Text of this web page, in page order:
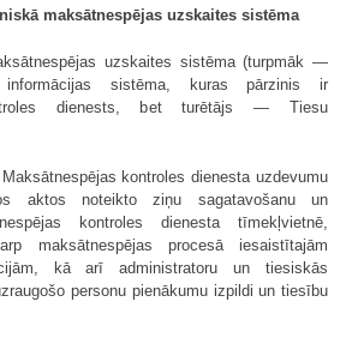
maksātnespējas uzskaites sistēma
uzskaites sistēma (turpmāk —
sistēma, kuras pārzinis ir
dienests, bet turētājs — Tiesu
kontroles dienesta uzdevumu
aktos noteikto ziņu sagatavošanu un
kontroles dienesta tīmekļvietnē,
maksātnespējas procesā iesaistītajām
kā arī administratoru un tiesiskās
personu pienākumu izpildi un tiesību